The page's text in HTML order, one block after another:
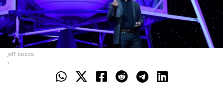
jeff bezos
.